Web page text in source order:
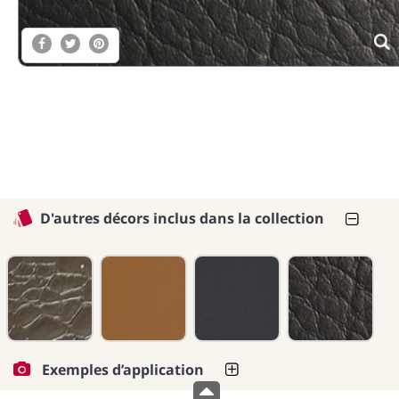
D'autres décors inclus dans la collection
Exemples d’application